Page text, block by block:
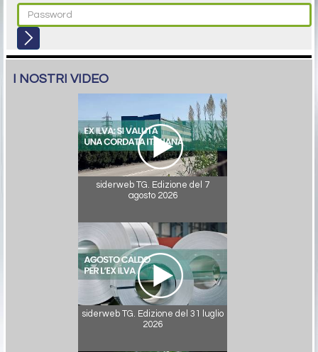
I NOSTRI VIDEO
siderweb TG. Edizione del 7
agosto 2026
siderweb TG. Edizione del 31 luglio
2026